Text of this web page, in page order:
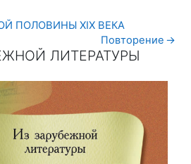
ПОЛОВИНЫ XIX ВЕКА
Повторение →
ЛИТЕРАТУРЫ